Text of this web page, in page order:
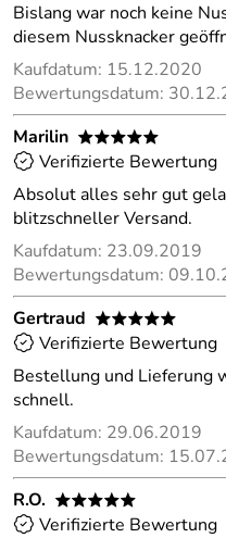
Bislang war noch keine
diesem Nussknacker
Kaufdatum: 15.12.2020
Bewertungsdatum:
Marilin
*****
Verifizierte Bewertung
Absolut alles sehr gut
blitzschneller Versand.
Kaufdatum: 23.09.2019
Bewertungsdatum:
Gertraud
*****
Verifizierte Bewertung
Bestellung und Lieferung
schnell.
Kaufdatum: 29.06.2019
Bewertungsdatum:
R.O.
*****
Verifizierte Bewertung